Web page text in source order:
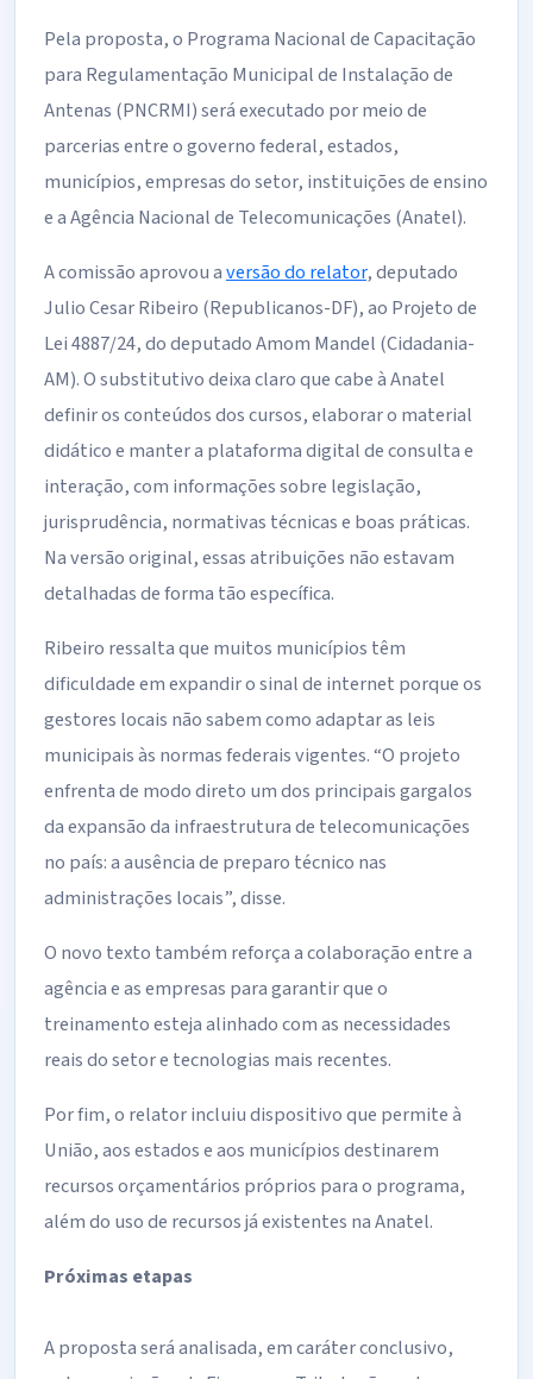
Pela proposta, o Programa Nacional de Capacitação
para Regulamentação Municipal de Instalação de
Antenas (PNCRMI) será executado por meio de
parcerias entre o governo federal, estados,
municípios, empresas do setor, instituições de ensino
e a Agência Nacional de Telecomunicações (Anatel).
A comissão aprovou aversão do relator, deputado
Julio Cesar Ribeiro (Republicanos-DF), ao Projeto de
Lei 4887/24, do deputado Amom Mandel (Cidadania-
AM). Osubstitutivodeixa claro que cabe à Anatel
definir os conteúdos dos cursos, elaborar o material
didático e manter a plataforma digital de consulta e
interação, com informações sobre legislação,
jurisprudência, normativas técnicas e boas práticas.
Na versão original, essas atribuições não estavam
detalhadas de forma tão específica.
Ribeiro ressalta que muitos municípios têm
dificuldade em expandir o sinal de internet porque os
gestores locais não sabem como adaptar as leis
municipais às normas federais vigentes. “O projeto
enfrenta de modo direto um dos principais gargalos
da expansão da infraestrutura de telecomunicações
no país: a ausência de preparo técnico nas
administrações locais”, disse.
O novo texto também reforça a colaboração entre a
agência e as empresas para garantir que o
treinamento esteja alinhado com as necessidades
reais do setor e tecnologias mais recentes.
Por fim, o relator incluiu dispositivo que permite à
União, aos estados e aos municípios destinarem
recursos orçamentários próprios para o programa,
além do uso de recursos já existentes na Anatel.
Próximas etapas
A proposta será analisada, emcaráter conclusivo,